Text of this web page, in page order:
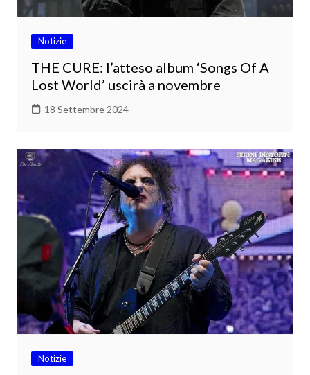
Notizie
THE CURE: l’atteso album ‘Songs Of A
Lost World’ uscirà a novembre
18 Settembre 2024
Notizie